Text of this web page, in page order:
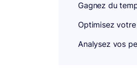
Gagnez du
Optimisez votre
Analysez vos